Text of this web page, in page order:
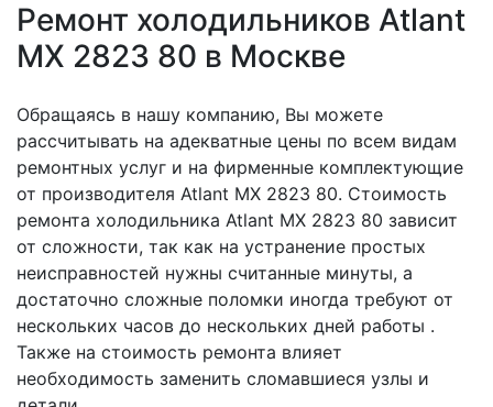
Ремонт холодильников Atlant
MX 2823 80 в Москве
Обращаясь в нашу компанию, Вы можете
рассчитывать на адекватные цены по всем видам
ремонтных услуг и на фирменные комплектующие
от производителя Atlant MX 2823 80. Стоимость
ремонта холодильника Atlant MX 2823 80 зависит
от сложности, так как на устранение простых
неисправностей нужны считанные минуты, а
достаточно сложные поломки иногда требуют от
нескольких часов до нескольких дней работы .
Также на стоимость ремонта влияет
необходимость заменить сломавшиеся узлы и